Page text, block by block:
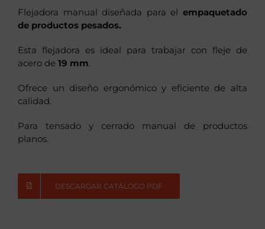
Flejadora manual diseñada para el empaquetado
de productos pesados.
Esta flejadora es ideal para trabajar con fleje de
acero de 19 mm.
Ofrece un diseño ergonómico y eficiente de alta
calidad.
Para tensado y cerrado manual de productos
planos.
DESCARGAR CATÁLOGO PDF